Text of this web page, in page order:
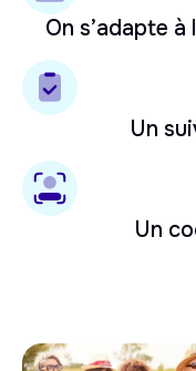
On s’adapte
Un
Un